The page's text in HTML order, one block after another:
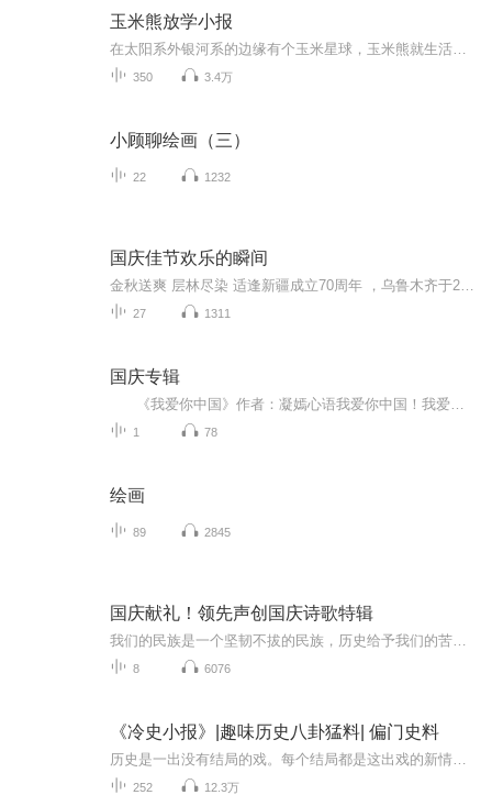
玉米熊放学小报
350 3.4万
小顾聊绘画（三）
22 1232
国庆佳节欢乐的瞬间
27 1311
国庆专辑
1 78
绘画
89 2845
国庆献礼！领先声创国庆诗歌特辑
8 6076
《冷史小报》|趣味历史八卦猛料| 偏门史料
252 12.3万